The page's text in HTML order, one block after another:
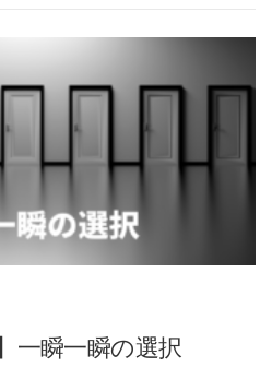
一瞬一瞬の選択